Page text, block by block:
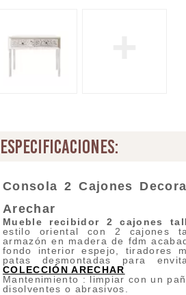
especificaciones:
Consola 2 Cajones
Arechar
Mueble recibidor 2 cajones
estilo oriental con 2 cajones
armazón en madera de fdm
fondo interior espejo, tiradores
patas desmontadas para
COLECCIÓN ARECHAR
Mantenimiento : limpiar con un
disolventes o abrasivos.